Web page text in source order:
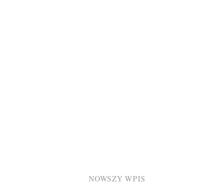
NOWSZY WPIS